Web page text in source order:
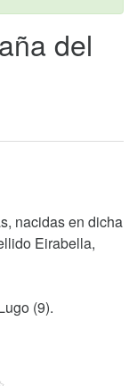
del
nacidas en dicha
Eirabella,
(9).